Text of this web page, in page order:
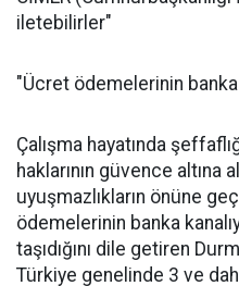
iletebilirler"
"Ücret ödemelerinin banka
Çalışma hayatında
haklarının güvence altına
uyuşmazlıkların önüne
ödemelerinin banka
taşıdığını dile getiren
Türkiye genelinde 3 ve